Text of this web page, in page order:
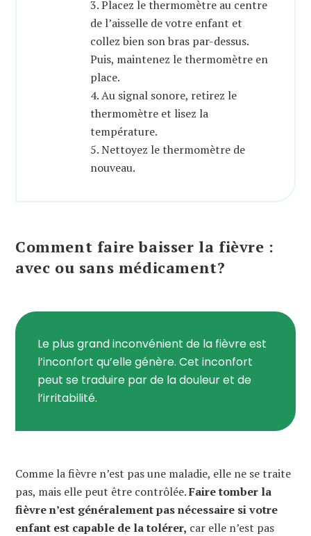
3. Placez le thermomètre au centre
de l’aisselle de votre enfant et
collez bien son bras par-dessus.
Puis, maintenez le thermomètre en
place.
4. Au signal sonore, retirez le
thermomètre et lisez la
température.
5. Nettoyez le thermomètre de
nouveau.
Comment faire baisser la fièvre :
avec ou sans médicament?
Le plus grand inconvénient de la fièvre est
l’inconfort qu’elle génère. Cet inconfort
peut se traduire par de la douleur et de
l’irritabilité.
Comme la fièvre n’est pas une maladie, elle ne se traite
pas, mais elle peut être contrôlée.Faire tomber la
fièvre n’est généralement pas nécessaire si votre
enfant est capable de la tolérer, car elle n’est pas